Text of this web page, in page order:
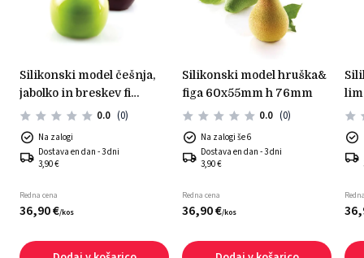
silikonski model češnja,
jabolko in breskev fi
60mm h 55mm0.0 (0)
Na zalogi
Dostava en dan - 3 dni
3,90 €
Redna cena
36,90€/kos
silikonski model hruška&
figa 60x55mm h 76mm
0.0 (0)
Na zalogi še 6
Dostava en dan - 3 dni
3,90 €
Redna cena
36,90€/kos
silikonski model limona &
36,